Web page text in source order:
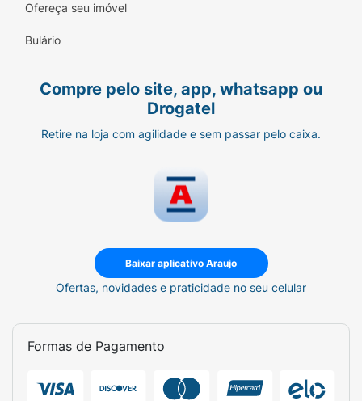
Ofereça seu imóvel
Bulário
Compre pelo site, app, whatsapp ou
Drogatel
Retire na loja com agilidade e sem passar pelo caixa.
Baixar aplicativo Araujo
Ofertas, novidades e praticidade no seu celular
Formas de Pagamento